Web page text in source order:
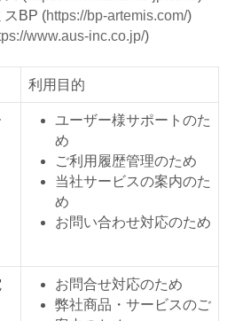
スBP (https://bp-artemis.com/)
www.aus-inc.co.jp/)
利用目的
ユーザー様サポートのた
め
ご利用履歴管理のため
当社サービスの案内のた
め
お問い合わせ対応のため
お問合せ対応のため
弊社商品・サービスのご